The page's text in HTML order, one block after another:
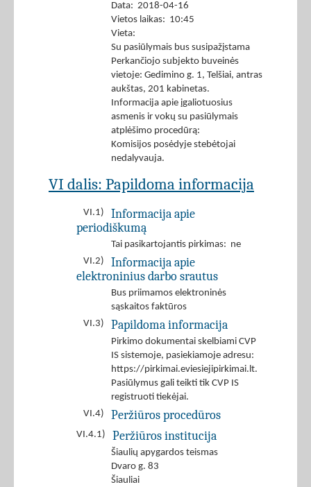
Data: 2018-04-16
Vietos laikas: 10:45
Vieta:
Su pasiūlymais bus susipažįstama
Perkančiojo subjekto buveinės
vietoje: Gedimino g. 1, Telšiai, antras
aukštas, 201 kabinetas.
Informacija apie įgaliotuosius
asmenis ir vokų su pasiūlymais
atplėšimo procedūrą:
Komisijos posėdyje stebėtojai
nedalyvauja.
VI dalis: Papildoma informacija
VI.1)
Informacija apie
periodiškumą
Tai pasikartojantis pirkimas: ne
VI.2)
Informacija apie
elektroninius darbo srautus
Bus priimamos elektroninės
sąskaitos faktūros
VI.3)
Papildoma informacija
Pirkimo dokumentai skelbiami CVP
IS sistemoje, pasiekiamoje adresu:
https://pirkimai.eviesiejipirkimai.lt.
Pasiūlymus gali teikti tik CVP IS
registruoti tiekėjai.
VI.4)
Peržiūros procedūros
VI.4.1) Peržiūros institucija
Šiaulių apygardos teismas
Dvaro g. 83
Šiauliai